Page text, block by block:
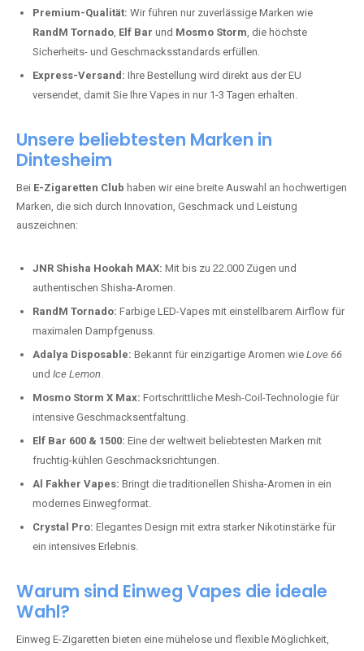
Premium-Qualität: Wir führen nur zuverlässige Marken wie
RandM Tornado, Elf Bar und Mosmo Storm, die höchste
Sicherheits- und Geschmacksstandards erfüllen.
Express-Versand: Ihre Bestellung wird direkt aus der EU
versendet, damit Sie Ihre Vapes in nur 1-3 Tagen erhalten.
Unsere beliebtesten Marken in
Dintesheim
Bei E-Zigaretten Club haben wir eine breite Auswahl an hochwertigen
Marken, die sich durch Innovation, Geschmack und Leistung
auszeichnen:
JNR Shisha Hookah MAX: Mit bis zu 22.000 Zügen und
authentischen Shisha-Aromen.
RandM Tornado: Farbige LED-Vapes mit einstellbarem Airflow für
maximalen Dampfgenuss.
Adalya Disposable: Bekannt für einzigartige Aromen wie Love 66
und Ice Lemon.
Mosmo Storm X Max: Fortschrittliche Mesh-Coil-Technologie für
intensive Geschmacksentfaltung.
Elf Bar 600 & 1500: Eine der weltweit beliebtesten Marken mit
fruchtig-kühlen Geschmacksrichtungen.
Al Fakher Vapes: Bringt die traditionellen Shisha-Aromen in ein
modernes Einwegformat.
Crystal Pro: Elegantes Design mit extra starker Nikotinstärke für
ein intensives Erlebnis.
Warum sind Einweg Vapes die ideale
Wahl?
Einweg E-Zigaretten bieten eine mühelose und flexible Möglichkeit,